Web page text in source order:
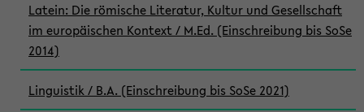
Latein: Die römische Literatur, Kultur und Gesellschaft
im europäischen Kontext / M.Ed. (Einschreibung bis SoSe
2014)
Linguistik / B.A. (Einschreibung bis SoSe 2021)